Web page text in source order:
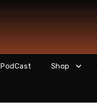
PodCast Shop